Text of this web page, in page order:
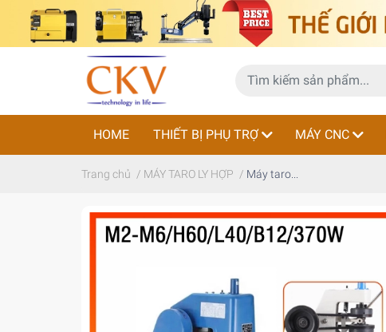
HOME THIẾT BỊ PHỤ TRỢ MÁY CNC
Trang chủ / MÁY TARO LY HỢP / Máy taro...